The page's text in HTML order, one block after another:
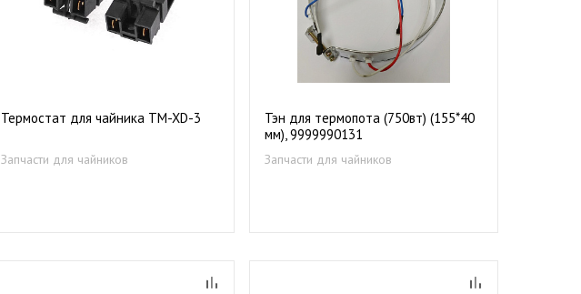
Термостат для чайника TM-XD-3
Запчасти для чайников
Тэн для термопота (750вт) (155*40
мм), 9999990131
Запчасти для чайников